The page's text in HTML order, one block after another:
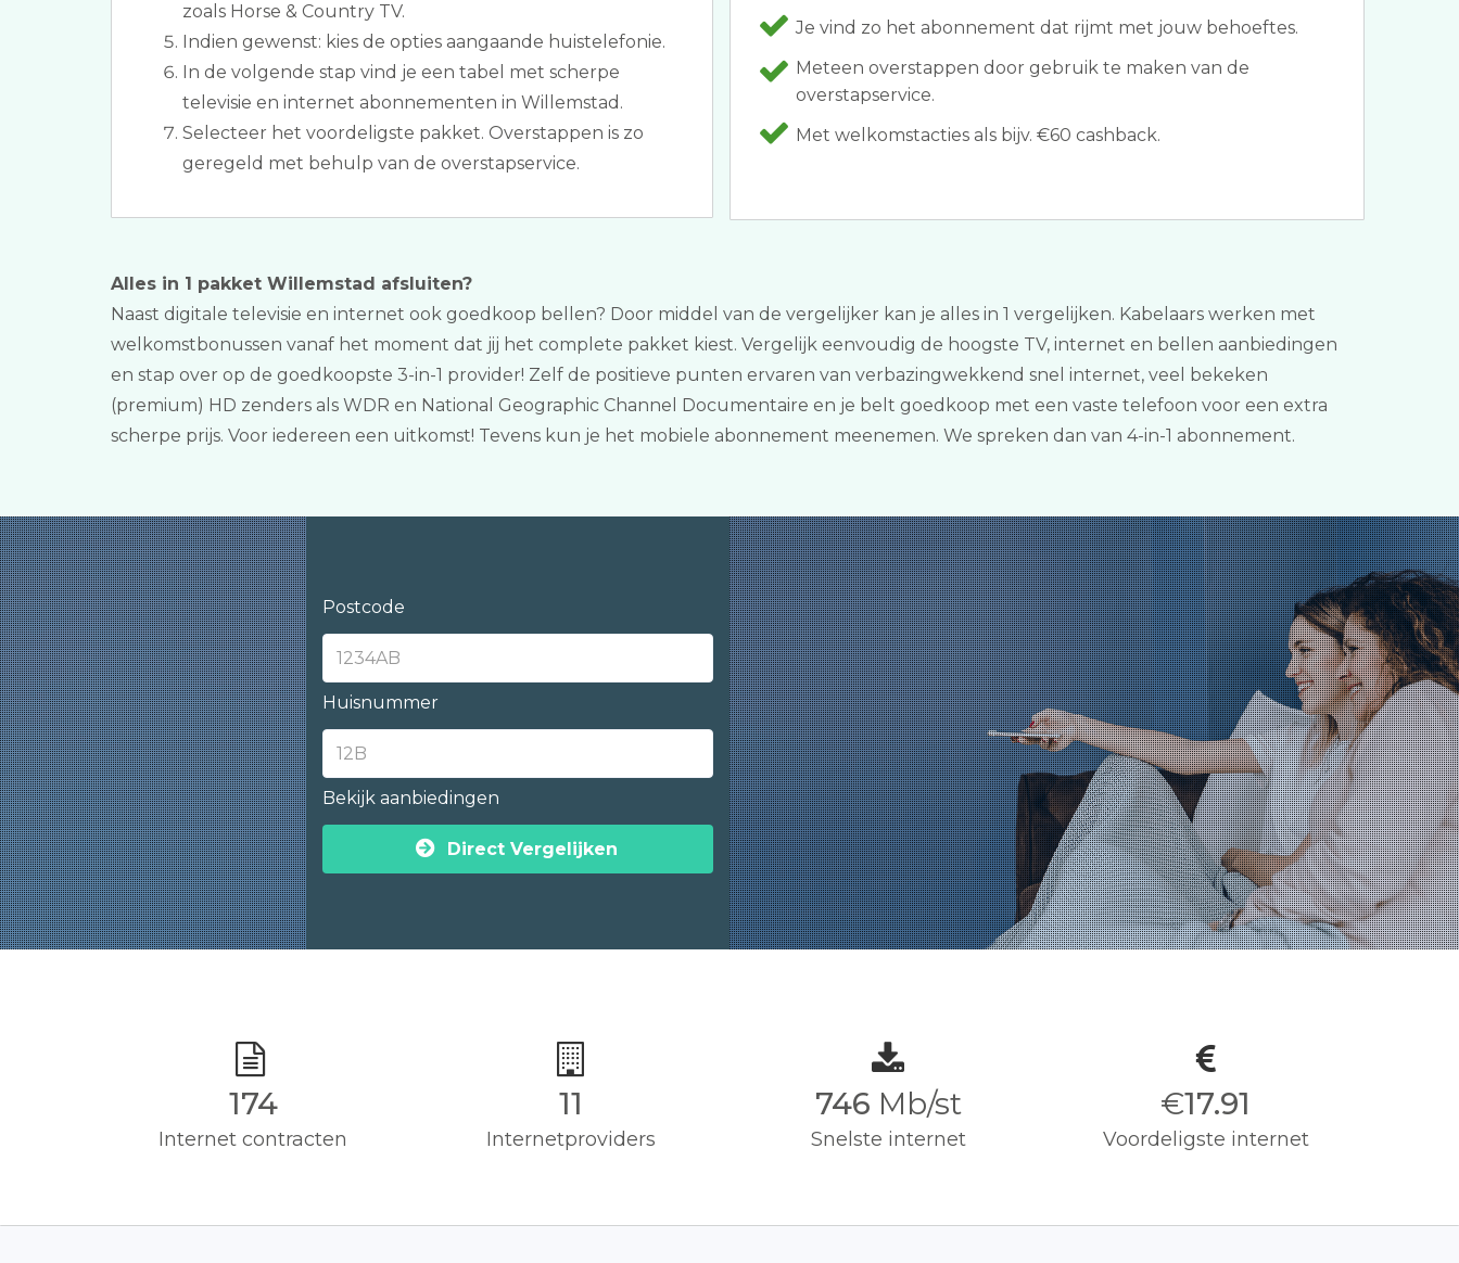
zoals Horse & Country TV.
Indien gewenst: kies de opties aangaande huistelefonie.
In de volgende stap vind je een tabel met scherpe
televisie en internet abonnementen in Willemstad.
Selecteer het voordeligste pakket. Overstappen is zo
geregeld met behulp van de overstapservice.
Je vind zo het abonnement dat rijmt met jouw behoeftes.
Meteen overstappen door gebruik te maken van de
overstapservice.
Met welkomstacties als bijv. €60 cashback.
Alles in 1 pakket Willemstad afsluiten?
Naast digitale televisie en internet ook goedkoop bellen? Door middel van de vergelijker kan je alles in 1 vergelijken. Kabelaars werken met
welkomstbonussen vanaf het moment dat jij het complete pakket kiest. Vergelijk eenvoudig de hoogste TV, internet en bellen aanbiedingen
en stap over op de goedkoopste 3-in-1 provider! Zelf de positieve punten ervaren van verbazingwekkend snel internet, veel bekeken
(premium) HD zenders als WDR en National Geographic Channel Documentaire en je belt goedkoop met een vaste telefoon voor een extra
scherpe prijs. Voor iedereen een uitkomst! Tevens kun je het mobiele abonnement meenemen. We spreken dan van 4-in-1 abonnement.
Postcode
Huisnummer
Bekijk aanbiedingen
Direct Vergelijken
175
Internet contracten
11
Internetproviders
750 Mb/st
Snelste internet
€18.00
Voordeligste internet